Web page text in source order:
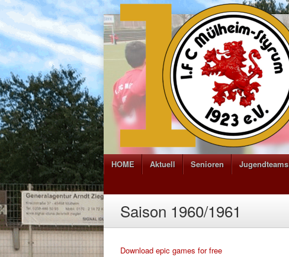
HOME Aktuell Senioren Jugendteams
Saison 1960/1961
Download epic games for free